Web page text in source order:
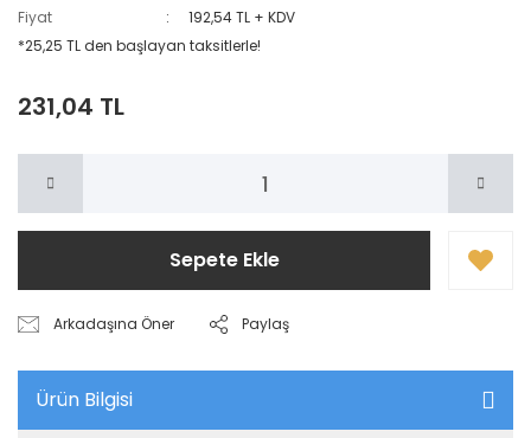
Fiyat
192,54 TL + KDV
*25,25 TL den başlayan taksitlerle!
231,04 TL
Sepete Ekle
Arkadaşına Öner Paylaş
Ürün Bilgisi